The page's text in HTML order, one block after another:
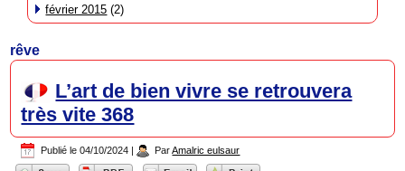
février 2015 (2)
rêve
L’art de bien vivre se retrouvera
très vite 368
Publié le 04/10/2024 | Par Amalric eulsaur